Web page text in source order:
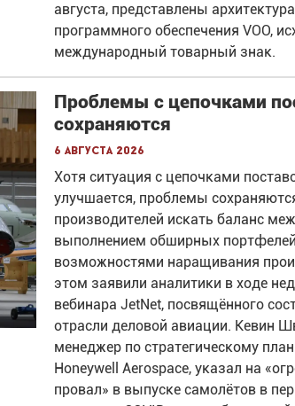
августа, представлены архитектура
программного обеспечения VOO,
международный товарный знак.
Проблемы с цепочками
сохраняются
6 августа 2026
Хотя ситуация с цепочками
улучшается, проблемы
производителей искать баланс
выполнением обширных
возможностями наращивания
этом заявили аналитики в ходе
вебинара JetNet, посвящённого
отрасли деловой авиации. Кевин
менеджер по стратегическому
Honeywell Aerospace, указал на
провал» в выпуске самолётов в